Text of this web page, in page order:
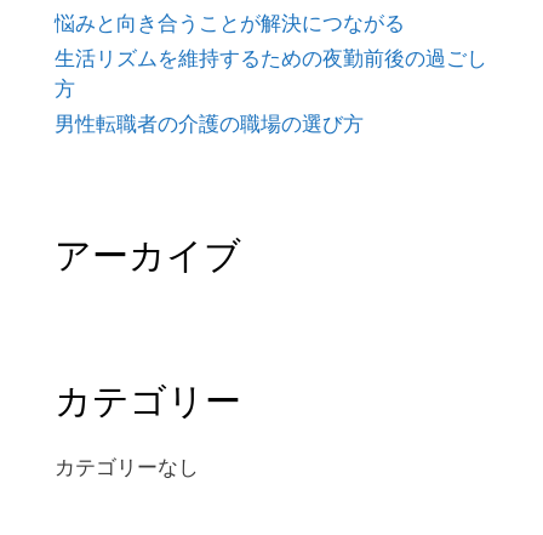
悩みと向き合うことが解決につながる
生活リズムを維持するための夜勤前後の過ごし
方
男性転職者の介護の職場の選び方
アーカイブ
カテゴリー
カテゴリーなし